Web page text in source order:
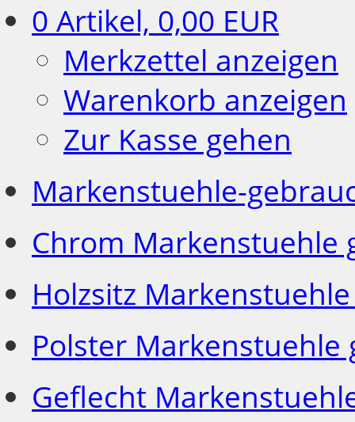
0 Artikel, 0,00 EUR
Merkzettel anzeigen
Warenkorb anzeigen
Zur Kasse gehen
Markenstuehle-
Chrom Markenstuehle
Holzsitz
Polster Markenstuehle
Geflecht